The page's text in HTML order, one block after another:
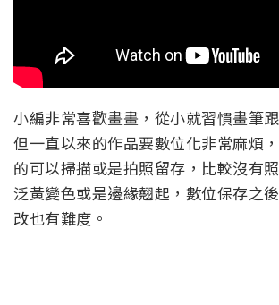
小編非常喜歡畫畫，從小就習慣畫筆
但一直以來的作品要數位化非常麻煩
的可以掃描或是拍照留存，比較沒有
泛黃變色或是邊緣翹起，數位保存之
改也有難度。